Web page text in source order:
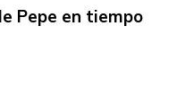
Pepe en tiempo